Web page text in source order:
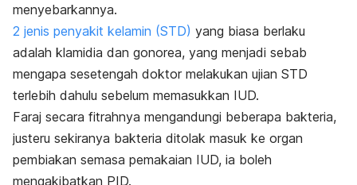
menyebarkannya.
2 jenis penyakit kelamin (STD) yang biasa berlaku
adalah klamidia dan gonorea, yang menjadi sebab
mengapa sesetengah doktor melakukan ujian STD
terlebih dahulu sebelum memasukkan IUD.
Faraj secara fitrahnya mengandungi beberapa bakteria,
justeru sekiranya bakteria ditolak masuk ke organ
pembiakan semasa pemakaian IUD, ia boleh
mengakibatkan PID.